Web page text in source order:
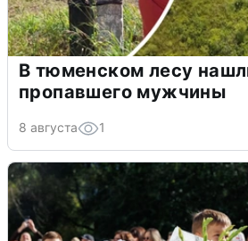
В тюменском лесу
пропавшего мужчины
8 августа 1